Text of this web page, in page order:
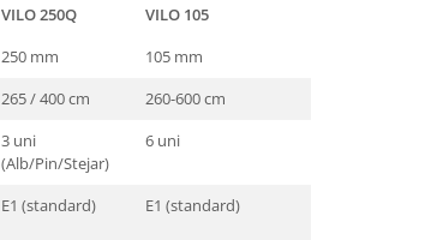
VILO 250Q
VILO 105
250 mm
105 mm
265 / 400 cm
260-600 cm
3 uni
(Alb/Pin/Stejar)
6 uni
E1 (standard) E1 (standard)